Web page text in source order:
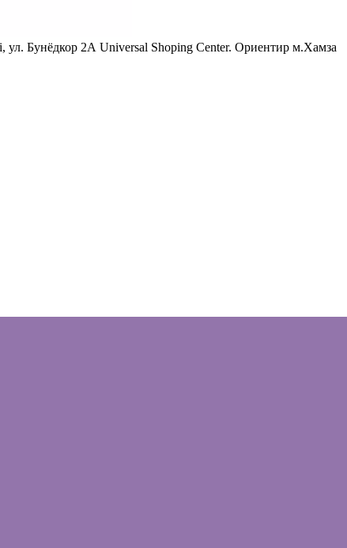
ул. Бунёдкор 2А Universal Shoping Center. Ориентир м.Хамза